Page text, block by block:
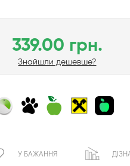
339.00 грн.
Знайшли дешевше?
У БАЖАННЯ